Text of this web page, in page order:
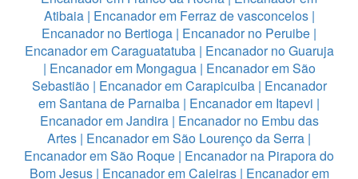
Atibaia| Encanador em Ferraz de vasconcelos|
Encanador no Bertioga | Encanador no Peruibe |
Encanador em Caraguatatuba| Encanador no Guaruja
| Encanador em Mongagua| Encanador em São
Sebastião| Encanador em Carapicuiba| Encanador
em Santana de Parnaiba | Encanador em Itapevi |
Encanador em Jandira| Encanador no Embu das
Artes | Encanador em São Lourenço da Serra |
Encanador em São Roque | Encanador na Pirapora do
Bom Jesus| Encanador em Caieiras| Encanador em